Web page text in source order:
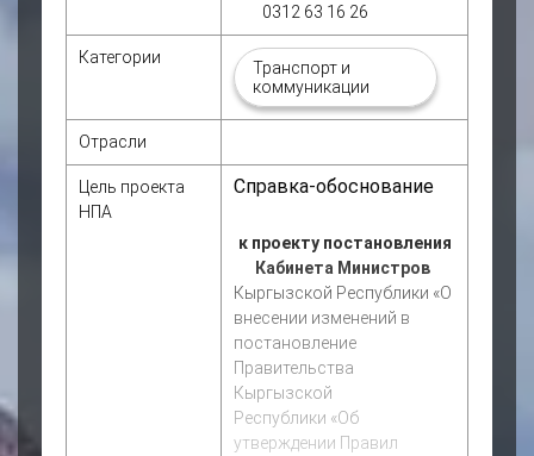
0312 63 16 26
Категории
Транспорт и
коммуникации
Отрасли
Цель проекта
НПА
Справка-обоснование
к проекту постановления
Кабинета Министров
Кыргызской Республики «О
внесении изменений в
постановление
Правительства
Кыргызской
Республики «Об
утверждении Правил